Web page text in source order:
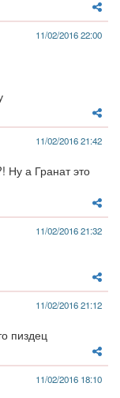
11/02/2016 22:00
11/02/2016 21:42
Ну а Гранат это
11/02/2016 21:32
11/02/2016 21:12
пиздец
11/02/2016 18:10